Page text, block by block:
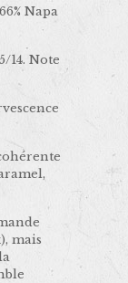
Napa
14. Note
mais